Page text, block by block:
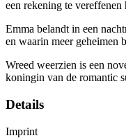
een rekening te
Emma belandt in een
en waarin meer
Wreed weerzien is een
koningin van de romantic
Details
Imprint